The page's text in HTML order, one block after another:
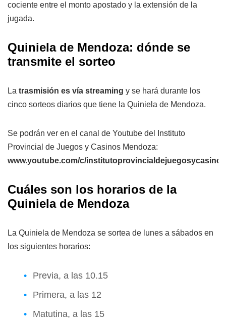
cociente entre el monto apostado y la extensión de la
jugada.
Quiniela de Mendoza: dónde se
transmite el sorteo
La trasmisión es vía streaming y se hará durante los
cinco sorteos diarios que tiene la Quiniela de Mendoza.
Se podrán ver en el canal de Youtube del Instituto
Provincial de Juegos y Casinos Mendoza:
www.youtube.com/c/
Cuáles son los horarios de la
Quiniela de Mendoza
La Quiniela de Mendoza se sortea de lunes a sábados en
los siguientes horarios:
Previa, a las 10.15
Primera, a las 12
Matutina, a las 15